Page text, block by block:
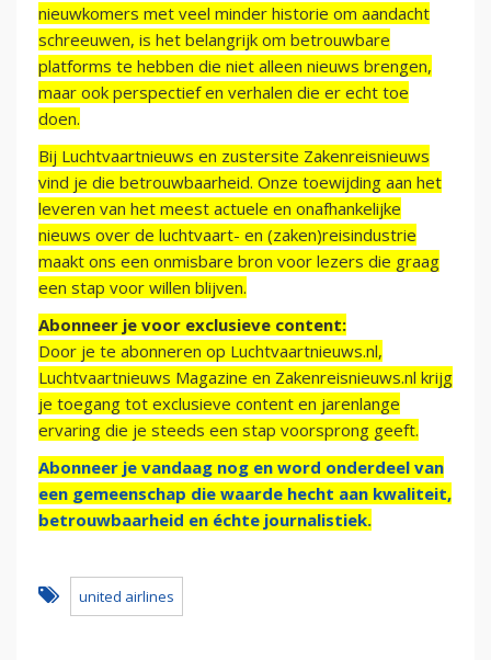
nieuwkomers met veel minder historie om aandacht
schreeuwen, is het belangrijk om betrouwbare
platforms te hebben die niet alleen nieuws brengen,
maar ook perspectief en verhalen die er echt toe
doen.
Bij Luchtvaartnieuws en zustersite Zakenreisnieuws
vind je die betrouwbaarheid. Onze toewijding aan het
leveren van het meest actuele en onafhankelijke
nieuws over de luchtvaart- en (zaken)reisindustrie
maakt ons een onmisbare bron voor lezers die graag
een stap voor willen blijven.
Abonneer je voor exclusieve content:
Door je te abonneren op Luchtvaartnieuws.nl,
Luchtvaartnieuws Magazine en Zakenreisnieuws.nl krijg
je toegang tot exclusieve content en jarenlange
ervaring die je steeds een stap voorsprong geeft.
Abonneer je vandaag nog en word onderdeel van
een gemeenschap die waarde hecht aan kwaliteit,
betrouwbaarheid en échte journalistiek.
united airlines